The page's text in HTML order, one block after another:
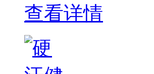
查看详情